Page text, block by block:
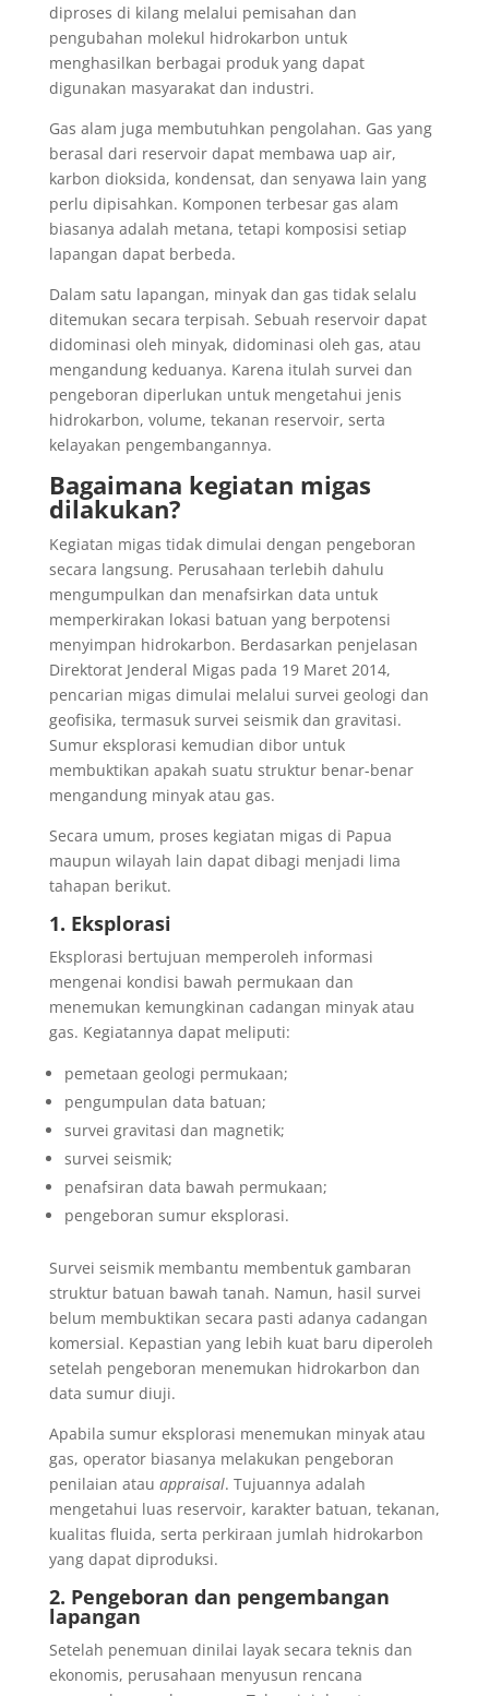
diproses di kilang melalui pemisahan dan
pengubahan molekul hidrokarbon untuk
menghasilkan berbagai produk yang dapat
digunakan masyarakat dan industri.
Gas alam juga membutuhkan pengolahan. Gas yang
berasal dari reservoir dapat membawa uap air,
karbon dioksida, kondensat, dan senyawa lain yang
perlu dipisahkan. Komponen terbesar gas alam
biasanya adalah metana, tetapi komposisi setiap
lapangan dapat berbeda.
Dalam satu lapangan, minyak dan gas tidak selalu
ditemukan secara terpisah. Sebuah reservoir dapat
didominasi oleh minyak, didominasi oleh gas, atau
mengandung keduanya. Karena itulah survei dan
pengeboran diperlukan untuk mengetahui jenis
hidrokarbon, volume, tekanan reservoir, serta
kelayakan pengembangannya.
Bagaimana kegiatan migas
dilakukan?
Kegiatan migas tidak dimulai dengan pengeboran
secara langsung. Perusahaan terlebih dahulu
mengumpulkan dan menafsirkan data untuk
memperkirakan lokasi batuan yang berpotensi
menyimpan hidrokarbon. Berdasarkan penjelasan
Direktorat Jenderal Migas pada 19 Maret 2014,
pencarian migas dimulai melalui survei geologi dan
geofisika, termasuk survei seismik dan gravitasi.
Sumur eksplorasi kemudian dibor untuk
membuktikan apakah suatu struktur benar-benar
mengandung minyak atau gas.
Secara umum, proses kegiatan migas di Papua
maupun wilayah lain dapat dibagi menjadi lima
tahapan berikut.
1. Eksplorasi
Eksplorasi bertujuan memperoleh informasi
mengenai kondisi bawah permukaan dan
menemukan kemungkinan cadangan minyak atau
gas. Kegiatannya dapat meliputi:
pemetaan geologi permukaan;
pengumpulan data batuan;
survei gravitasi dan magnetik;
survei seismik;
penafsiran data bawah permukaan;
pengeboran sumur eksplorasi.
Survei seismik membantu membentuk gambaran
struktur batuan bawah tanah. Namun, hasil survei
belum membuktikan secara pasti adanya cadangan
komersial. Kepastian yang lebih kuat baru diperoleh
setelah pengeboran menemukan hidrokarbon dan
data sumur diuji.
Apabila sumur eksplorasi menemukan minyak atau
gas, operator biasanya melakukan pengeboran
penilaian atau appraisal. Tujuannya adalah
mengetahui luas reservoir, karakter batuan, tekanan,
kualitas fluida, serta perkiraan jumlah hidrokarbon
yang dapat diproduksi.
2. Pengeboran dan pengembangan
lapangan
Setelah penemuan dinilai layak secara teknis dan
ekonomis, perusahaan menyusun rencana